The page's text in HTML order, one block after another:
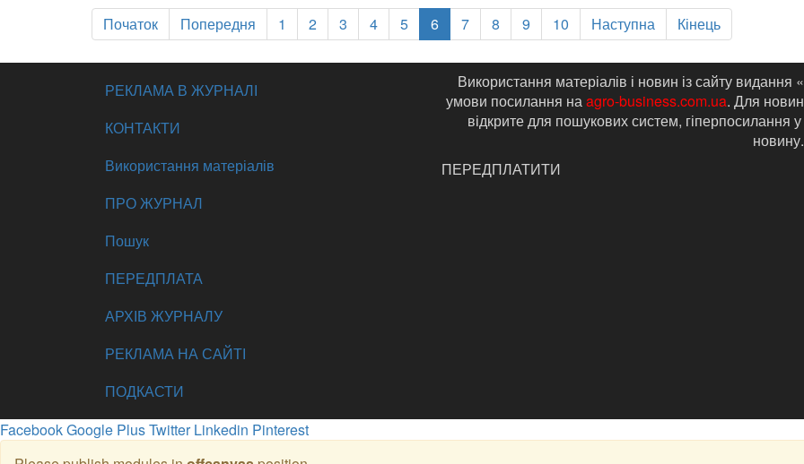
Початок Попередня 1 2 3 4 5 6 7 8 9 10 Наступна Кінець
РЕКЛАМА В ЖУРНАЛІ
КОНТАКТИ
Використання матеріалів
ПРО ЖУРНАЛ
Пошук
ПЕРЕДПЛАТА
АРХІВ ЖУРНАЛУ
РЕКЛАМА НА САЙТІ
ПОДКАСТИ
Використання матеріалів і новин із сайту
умови посилання наagro-business.com.ua. Для
відкрите для пошукових систем, гіперпосилання
новину.
ПЕРЕДПЛАТИТИ
FacebookGoogle PlusTwitter Linkedin Pinterest